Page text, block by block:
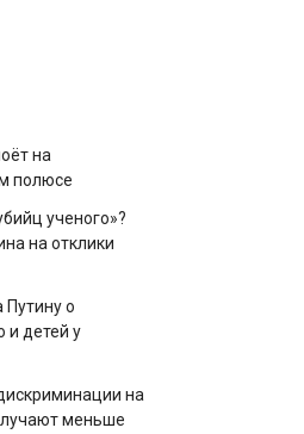
на
полюсе
ученого»?
на отклики
Путину о
детей у
на
меньше